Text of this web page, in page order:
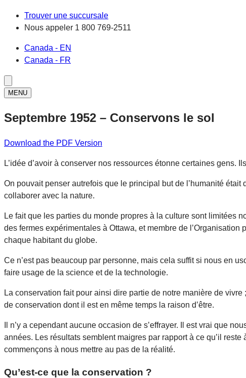
Trouver une succursale
Nous appeler 1 800 769-2511
Canada - EN
Canada - FR
MENU
Septembre 1952 – Conservons le sol
Download the PDF Version
L’idée d’avoir à conserver nos ressources étonne certaines
On pouvait penser autrefois que le principal but de l’humanité
collaborer avec la nature.
Le fait que les parties du monde propres à la culture sont limitées
des fermes expérimentales à Ottawa, et membre de l’Organisation
chaque habitant du globe.
Ce n’est pas beaucoup par personne, mais cela suffit si nous en
faire usage de la science et de la technologie.
La conservation fait pour ainsi dire partie de notre manière de
de conservation dont il est en même temps la raison d’être.
Il n’y a cependant aucune occasion de s’effrayer. Il est vrai que
années. Les résultats semblent maigres par rapport à ce qu’il
commençons à nous mettre au pas de la réalité.
Qu’est-ce que la conservation ?